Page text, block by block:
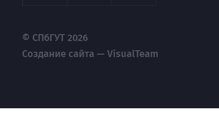
© СПбГУТ 2026
Создание сайта — VisualTeam